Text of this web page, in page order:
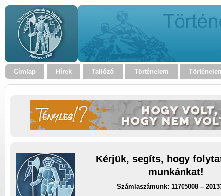
Címlap Hírek Tallózó Történelem
Kérjük, segíts, hogy
munkánkat!
Számlaszámunk: 11705008 –